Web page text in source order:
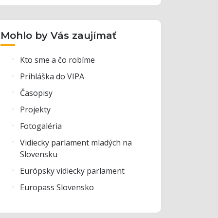
Mohlo by Vás zaujímať
Kto sme a čo robíme
Prihláška do VIPA
Časopisy
Projekty
Fotogaléria
Vidiecky parlament mladých na
Slovensku
Európsky vidiecky parlament
Europass Slovensko